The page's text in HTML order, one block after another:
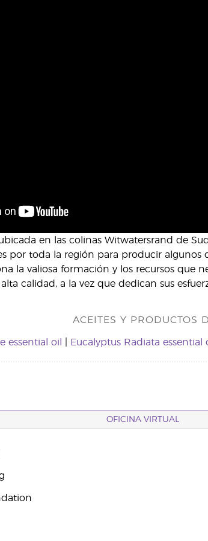
en las colinas Witwatersrand de
por toda la región para producir algunos
la valiosa formación y los recursos que
calidad, a la vez que dedican sus
ACEITES Y PRODUCTOS
essential oil Eucalyptus Radiata essential
OFICINA VIRTUAL